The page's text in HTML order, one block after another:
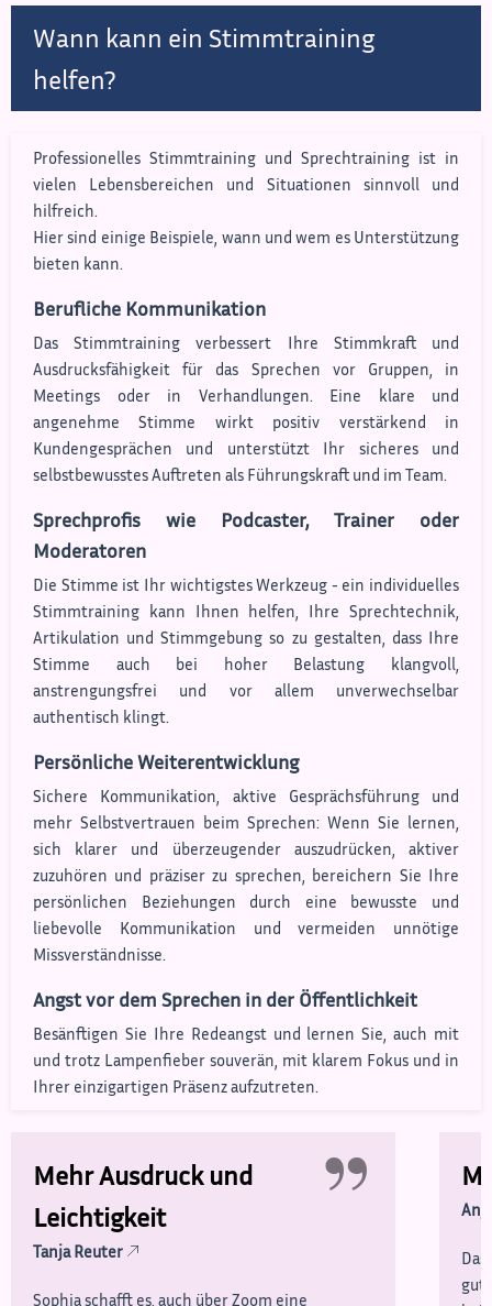
Wann kann ein Stimmtraining
helfen?
Professionelles Stimmtraining und Sprechtraining ist in
vielen Lebensbereichen und Situationen sinnvoll und
hilfreich.
Hier sind einige Beispiele, wann und wem es Unterstützung
bieten kann.
Berufliche Kommunikation
Das Stimmtraining verbessert Ihre Stimmkraft und
Ausdrucksfähigkeit für das Sprechen vor Gruppen, in
Meetings oder in Verhandlungen. Eine klare und
angenehme Stimme wirkt positiv verstärkend in
Kundengesprächen und unterstützt Ihr sicheres und
selbstbewusstes Auftreten als Führungskraft und im Team.
Sprechprofis wie Podcaster, Trainer oder
Moderatoren
Die Stimme ist Ihr wichtigstes Werkzeug - ein individuelles
Stimmtraining kann Ihnen helfen, Ihre Sprechtechnik,
Artikulation und Stimmgebung so zu gestalten, dass Ihre
Stimme auch bei hoher Belastung klangvoll,
anstrengungsfrei und vor allem unverwechselbar
authentisch klingt.
Persönliche Weiterentwicklung
Sichere Kommunikation, aktive Gesprächsführung und
mehr Selbstvertrauen beim Sprechen: Wenn Sie lernen,
sich klarer und überzeugender auszudrücken, aktiver
zuzuhören und präziser zu sprechen, bereichern Sie Ihre
persönlichen Beziehungen durch eine bewusste und
liebevolle Kommunikation und vermeiden unnötige
Missverständnisse.
Angst vor dem Sprechen in der Öffentlichkeit
Besänftigen Sie Ihre Redeangst und lernen Sie, auch mit
und trotz Lampenfieber souverän, mit klarem Fokus und in
Ihrer einzigartigen Präsenz aufzutreten.
”
Mehr Ausdruck und
Leichtigkeit
Tanja Reuter
Sophia schafft es, auch über Zoom eine
Anja
gut